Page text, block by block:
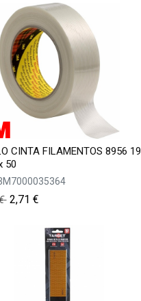
CINTA FILAMENTOS 8956 19
50
2,71 €